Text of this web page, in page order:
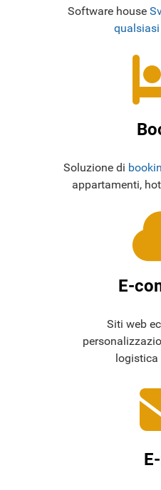
Software house
Soluzione di
appartamenti,
E-
Siti web